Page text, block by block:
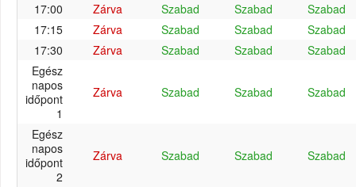
17:00
Zárva Szabad Szabad
Szabad
17:15
Zárva Szabad Szabad
Szabad
17:30
Zárva Szabad Szabad
Szabad
Egész
napos
időpont
1
Zárva Szabad Szabad Szabad
Egész
napos
időpont
2
Zárva Szabad Szabad Szabad